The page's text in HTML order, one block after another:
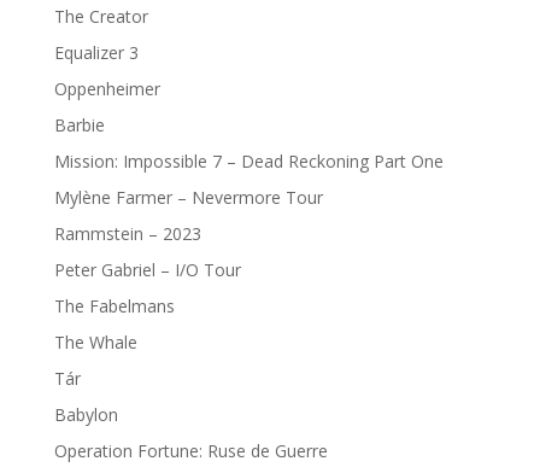
The Creator
Equalizer 3
Oppenheimer
Barbie
Mission: Impossible 7 – Dead Reckoning Part One
Mylène Farmer – Nevermore Tour
Rammstein – 2023
Peter Gabriel – I/O Tour
The Fabelmans
The Whale
Tár
Babylon
Operation Fortune: Ruse de Guerre